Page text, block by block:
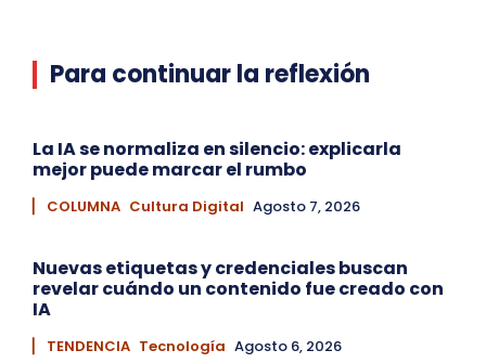
Para continuar la reflexión
La IA se normaliza en silencio: explicarla
mejor puede marcar el rumbo
▏ COLUMNA Cultura Digital Agosto 7, 2026
Nuevas etiquetas y credenciales buscan
revelar cuándo un contenido fue creado con
IA
▏ TENDENCIA Tecnología Agosto 6, 2026